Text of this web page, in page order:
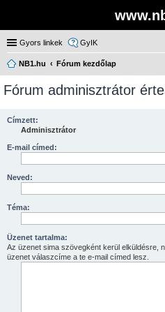
Gyors linkek GyIK
NB1.hu
Fórum kezdőlap
Fórum adminisztrátor
Címzett:
Adminisztrátor
E-mail címed:
Neved:
Téma:
Üzenet tartalma:
Az üzenet sima szövegként kerül elküldésre,
üzenet válaszcíme a te e-mail címed lesz.